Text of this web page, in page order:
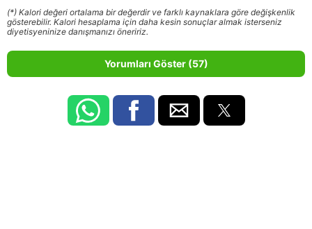
(*) Kalori değeri ortalama bir değerdir ve farklı kaynaklara göre değişkenlik
gösterebilir. Kalori hesaplama için daha kesin sonuçlar almak isterseniz
diyetisyeninize danışmanızı öneririz.
Yorumları Göster (57)